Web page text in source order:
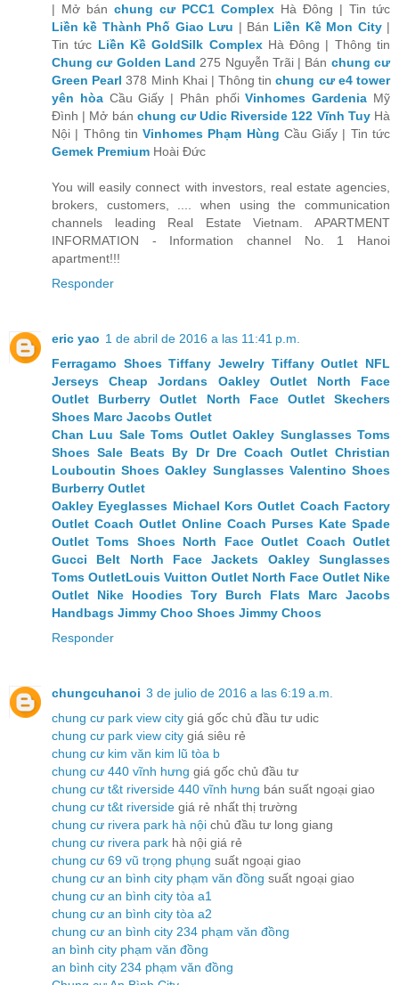
| Mở bán chung cư PCC1 Complex Hà Đông | Tin tức
Liền kề Thành Phố Giao Lưu | Bán Liền Kề Mon City|
Tin tức Liền Kề GoldSilk ComplexHà Đông | Thông tin
Chung cư Golden Land 275 Nguyễn Trãi | Bán chung cư
Green Pearl 378 Minh Khai | Thông tinchung cư e4 tower
yên hòaCầu Giấy | Phân phốiVinhomes Gardenia Mỹ
Đình | Mở bán chung cư Udic Riverside 122 Vĩnh TuyHà
Nội | Thông tinVinhomes Phạm Hùng Cầu Giấy | Tin tức
Gemek Premium Hoài Đức
You will easily connect with investors, real estate agencies,
brokers, customers, .... when using the communication
channels leading Real Estate Vietnam. APARTMENT
INFORMATION - Information channel No. 1 Hanoi
apartment!!!
Responder
eric yao 1 de abril de 2016 a las 11:41 p.m.
Ferragamo Shoes Tiffany Jewelry Tiffany Outlet NFL
Jerseys
Cheap Jordans Oakley Outlet
North Face
Outlet
Burberry Outlet North Face Outlet
Skechers
Shoes Marc Jacobs Outlet
Chan Luu Sale Toms Outlet Oakley Sunglasses Toms
Shoes Sale Beats By Dr Dre Coach Outlet Christian
Louboutin Shoes Oakley Sunglasses Valentino Shoes
Burberry Outlet
Oakley Eyeglasses Michael Kors Outlet Coach Factory
Outlet Coach Outlet Online Coach Purses Kate Spade
Outlet Toms Shoes North Face Outlet Coach Outlet
Gucci Belt
North Face Jackets
Oakley Sunglasses
Toms OutletLouis Vuitton Outlet North Face Outlet Nike
Outlet
Nike Hoodies Tory Burch Flats
Marc Jacobs
Handbags Jimmy Choo Shoes Jimmy Choos
Responder
chungcuhanoi 3 de julio de 2016 a las 6:19 a.m.
chung cư park view city giá gốc chủ đầu tư udic
chung cư park view city giá siêu rẻ
chung cư kim văn kim lũ tòa b
chung cư 440 vĩnh hưng giá gốc chủ đầu tư
chung cư t&t riverside 440 vĩnh hưng bán suất ngoại giao
chung cư t&t riverside giá rẻ nhất thị trường
chung cư rivera park hà nội chủ đầu tư long giang
chung cư rivera park hà nội giá rẻ
chung cư 69 vũ trọng phụng suất ngoại giao
chung cư an bình city phạm văn đồng suất ngoại giao
chung cư an bình city tòa a1
chung cư an bình city tòa a2
chung cư an bình city 234 phạm văn đồng
an bình city phạm văn đồng
an bình city 234 phạm văn đồng